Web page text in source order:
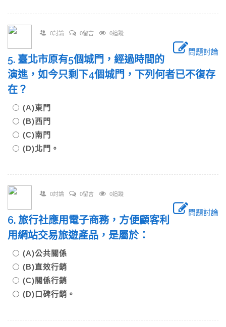
0討論 0留言 0追蹤
問題討論
5. 臺北市原有5個城門，經過時間的
演進，如今只剩下4個城門，下列何者已不復存
在？
(A)東門
(B)西門
(C)南門
(D)北門。
0討論 0留言 0追蹤
問題討論
6. 旅行社應用電子商務，方便顧客利
用網站交易旅遊產品，是屬於：
(A)公共關係
(B)直效行銷
(C)關係行銷
(D)口碑行銷。